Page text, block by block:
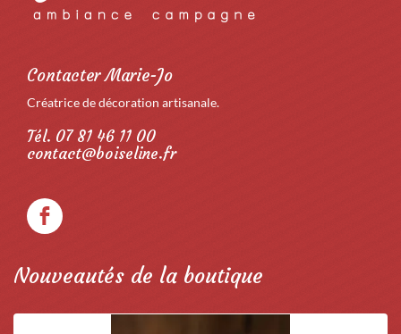
Contacter Marie-Jo
Créatrice de décoration artisanale.
Tél. 07 81 46 11 00
contact@boiseline.fr
Nouveautés de la boutique